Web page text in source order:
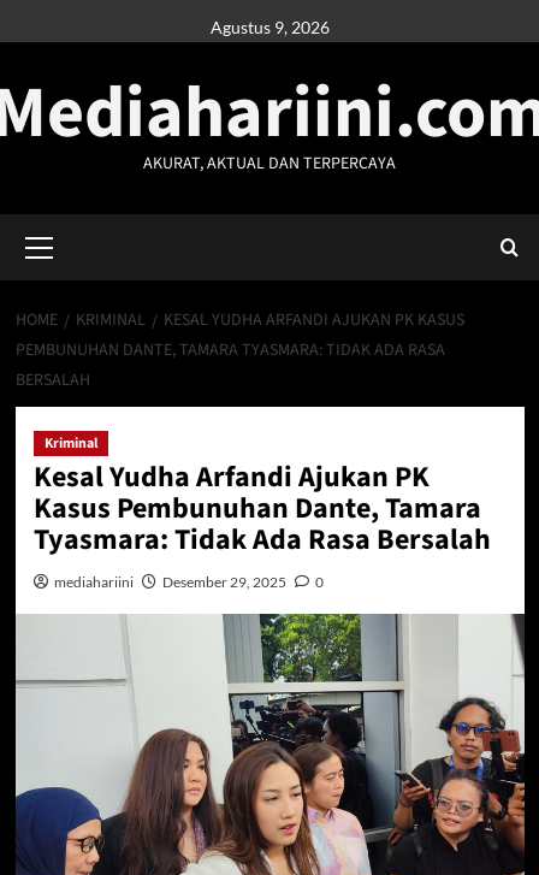
to
Agustus 9, 2026
AKURAT, AKTUAL DAN TERPERCAYA
Menu
HOME KRIMINAL
KESAL YUDHA ARFANDI AJUKAN PK KASUS
PEMBUNUHAN DANTE, TAMARA TYASMARA: TIDAK ADA RASA
BERSALAH
Kriminal
Kesal Yudha Arfandi Ajukan PK
Kasus Pembunuhan Dante, Tamara
Tyasmara: Tidak Ada Rasa Bersalah
mediahariini Desember 29, 2025 0